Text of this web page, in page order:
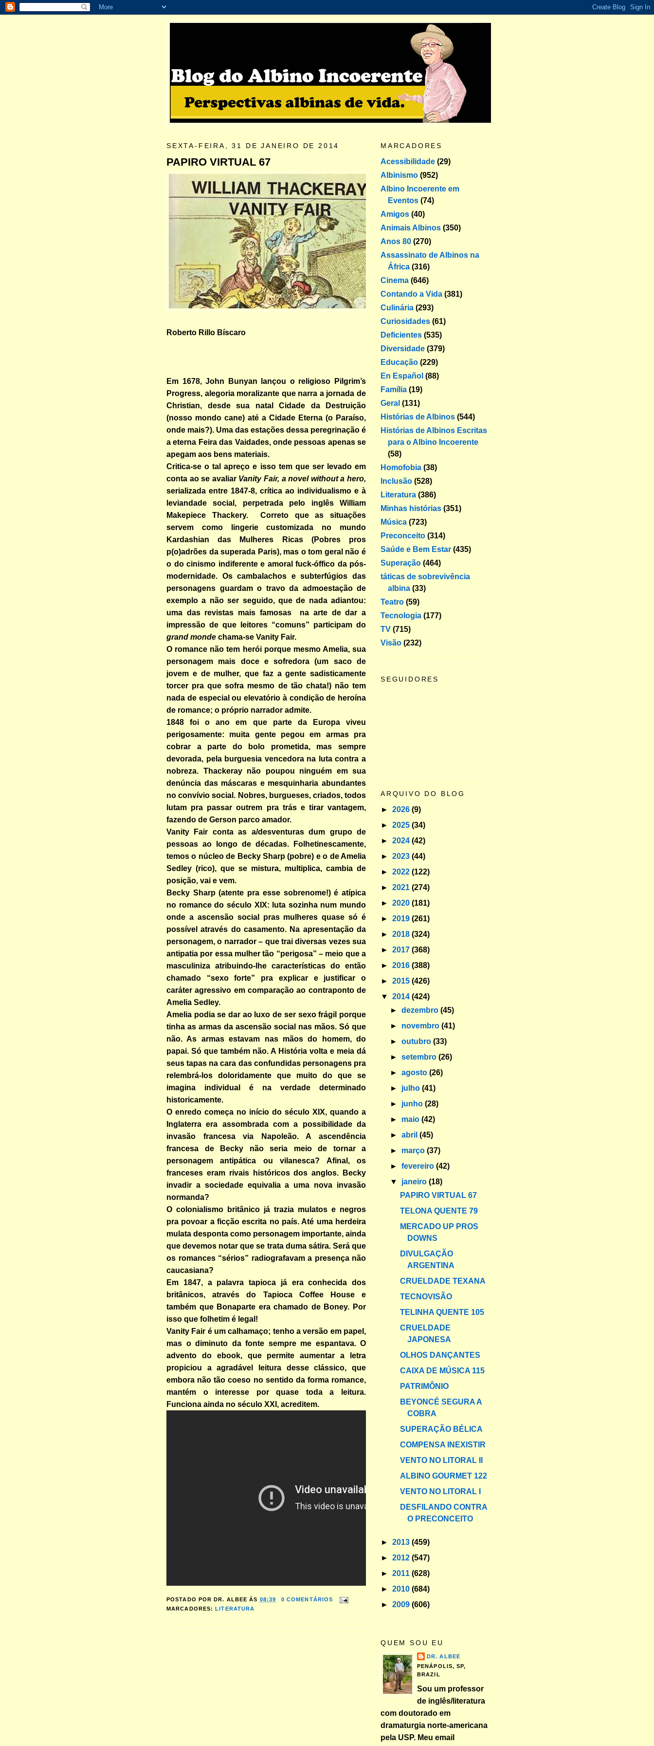
SEXTA-FEIRA, 31 DE JANEIRO DE 2014
PAPIRO VIRTUAL 67
Roberto Rillo Bíscaro
Em 1678, John Bunyan lançou o religioso Pilgrim’s
Progress, alegoria moralizante que narra a jornada de
Christian, desde sua natal Cidade da Destruição
(nosso mondo cane) até a Cidade Eterna (o Paraíso,
onde mais?). Uma das estações dessa peregrinação é
a eterna Feira das Vaidades, onde pessoas apenas se
apegam aos bens materiais.
Critica-se o tal apreço e isso tem que ser levado em
conta ao se avaliar Vanity Fair, a novel without a hero,
serializada entre 1847-8, crítica ao individualismo e à
leviandade social, perpetrada pelo inglês William
Makepiece Thackery. Correto que as situações
servem como lingerie customizada no mundo
Kardashian das Mulheres Ricas (Pobres pros
p(o)adrões da superada Paris), mas o tom geral não é
o do cinismo indiferente e amoral fuck-óffico da pós-
modernidade. Os cambalachos e subterfúgios das
personagens guardam o travo da admoestação de
exemplo a não ser seguido, que de nada adiantou:
uma das revistas mais famosas na arte de dar a
impressão de que leitores “comuns” participam do
grand monde chama-se Vanity Fair.
O romance não tem herói porque mesmo Amelia, sua
personagem mais doce e sofredora (um saco de
jovem e de mulher, que faz a gente sadisticamente
torcer pra que sofra mesmo de tão chata!) não tem
nada de especial ou elevatório à condição de heroína
de romance; o próprio narrador admite.
1848 foi o ano em que parte da Europa viveu
perigosamente: muita gente pegou em armas pra
cobrar a parte do bolo prometida, mas sempre
devorada, pela burguesia vencedora na luta contra a
nobreza. Thackeray não poupou ninguém em sua
denúncia das máscaras e mesquinharia abundantes
no convívio social. Nobres, burgueses, criados, todos
lutam pra passar outrem pra trás e tirar vantagem,
fazendo de Gerson parco amador.
Vanity Fair conta as a/desventuras dum grupo de
pessoas ao longo de décadas. Folhetinescamente,
temos o núcleo de Becky Sharp (pobre) e o de Amelia
Sedley (rico), que se mistura, multiplica, cambia de
posição, vai e vem.
Becky Sharp (atente pra esse sobrenome!) é atípica
no romance do século XIX: luta sozinha num mundo
onde a ascensão social pras mulheres quase só é
possível através do casamento. Na apresentação da
personagem, o narrador – que trai diversas vezes sua
antipatia por essa mulher tão “perigosa” – meio que a
masculiniza atribuindo-lhe características do então
chamado “sexo forte” pra explicar e justificar o
caráter agressivo em comparação ao contraponto de
Amelia Sedley.
Amelia podia se dar ao luxo de ser sexo frágil porque
tinha as armas da ascensão social nas mãos. Só que
não. As armas estavam nas mãos do homem, do
papai. Só que também não. A História volta e meia dá
seus tapas na cara das confundidas personagens pra
relembrá-los doloridamente que muito do que se
imagina individual é na verdade determinado
historicamente.
O enredo começa no início do século XIX, quando a
Inglaterra era assombrada com a possibilidade da
invasão francesa via Napoleão. A ascendência
francesa de Becky não seria meio de tornar a
personagem antipática ou vilanesca? Afinal, os
franceses eram rivais históricos dos anglos. Becky
invadir a sociedade equivalia a uma nova invasão
normanda?
O colonialismo britânico já trazia mulatos e negros
pra povoar a ficção escrita no país. Até uma herdeira
mulata desponta como personagem importante, ainda
que devemos notar que se trata duma sátira. Será que
os romances “sérios” radiografavam a presença não
caucasiana?
Em 1847, a palavra tapioca já era conhecida dos
britânicos, através do Tapioca Coffee House e
também que Bonaparte era chamado de Boney. Por
isso que folhetim é legal!
Vanity Fair é um calhamaço; tenho a versão em papel,
mas o diminuto da fonte sempre me espantava. O
advento do ebook, que permite aumentar a letra
propiciou a agradável leitura desse clássico, que
embora não tão coeso no sentido da forma romance,
mantém o interesse por quase toda a leitura.
Funciona ainda no século XXI, acreditem.
POSTADO POR DR. ALBEE ÀS 08:39
0 COMENTÁRIOS
MARCADORES:LITERATURA
MARCADORES
Acessibilidade (29)
Albinismo (952)
Albino Incoerente em
Eventos (74)
Amigos (40)
Animais Albinos (350)
Anos 80 (270)
Assassinato de Albinos na
África (316)
Cinema (646)
Contando a Vida (381)
Culinária (293)
Curiosidades (61)
Deficientes (535)
Diversidade (379)
Educação (229)
En Español (88)
Família (19)
Geral (131)
Histórias de Albinos (544)
Histórias de Albinos Escritas
para o Albino Incoerente
(58)
Homofobia (38)
Inclusão (528)
Literatura (386)
Minhas histórias (351)
Música (723)
Preconceito (314)
Saúde e Bem Estar (435)
Superação (464)
táticas de sobrevivência
albina (33)
Teatro (59)
Tecnologia (177)
TV (715)
Visão (232)
SEGUIDORES
ARQUIVO DO BLOG
► 2026 (9)
► 2025 (34)
► 2024 (42)
► 2023 (44)
► 2022 (122)
► 2021 (274)
► 2020 (181)
► 2019 (261)
► 2018 (324)
► 2017 (368)
► 2016 (388)
► 2015 (426)
▼ 2014 (424)
►dezembro(45)
► novembro(41)
►outubro(33)
►setembro(26)
►agosto(26)
► julho(41)
► junho(28)
► maio(42)
►abril(45)
► março(37)
►fevereiro(42)
▼ janeiro(18)
PAPIRO VIRTUAL 67
TELONA QUENTE 79
MERCADO UP PROS
DOWNS
DIVULGAÇÃO
ARGENTINA
CRUELDADE TEXANA
TECNOVISÃO
TELINHA QUENTE 105
CRUELDADE
JAPONESA
OLHOS DANÇANTES
CAIXA DE MÚSICA 115
PATRIMÔNIO
BEYONCÉ SEGURA A
COBRA
SUPERAÇÃO BÉLICA
COMPENSA INEXISTIR
VENTO NO LITORAL II
ALBINO GOURMET 122
VENTO NO LITORAL I
DESFILANDO CONTRA
O PRECONCEITO
► 2013 (459)
► 2012 (547)
► 2011 (628)
► 2010 (684)
► 2009 (606)
QUEM SOU EU
DR. ALBEE
PENÁPOLIS, SP,
BRAZIL
Sou um professor
de inglês/literatura
com doutorado em
dramaturgia norte-americana
pela USP. Meu email